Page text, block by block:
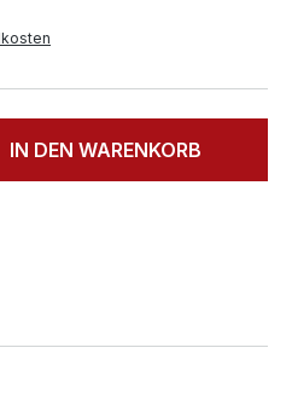
den
IN DEN WARENKORB